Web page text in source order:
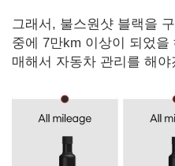
그래서, 불스원샷 블랙을
중에 7만km 이상이 되었
매해서 자동차 관리를 해